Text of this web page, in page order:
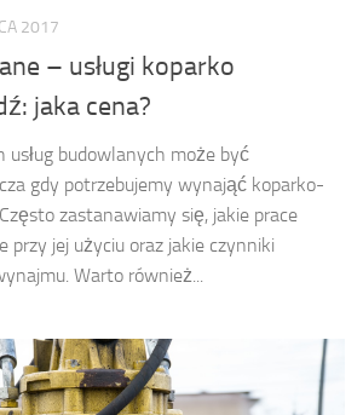
2017
– usługi koparko
jaka cena?
usług budowlanych może być
gdy potrzebujemy wynająć koparko-
zastanawiamy się, jakie prace
przy jej użyciu oraz jakie czynniki
Warto również...